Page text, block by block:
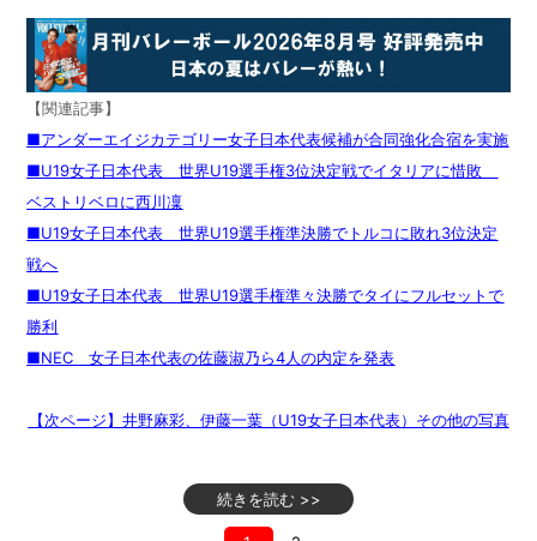
【関連記事】
■アンダーエイジカテゴリー女子日本代表候補が合同強化合宿を実施
■U19女子日本代表 世界U19選手権3位決定戦でイタリアに惜敗
ベストリベロに西川凜
■U19女子日本代表 世界U19選手権準決勝でトルコに敗れ3位決定
戦へ
■U19女子日本代表 世界U19選手権準々決勝でタイにフルセットで
勝利
■NEC 女子日本代表の佐藤淑乃ら4人の内定を発表
【次ページ】井野麻彩、伊藤一葉（U19女子日本代表）その他の写真
続きを読む >>